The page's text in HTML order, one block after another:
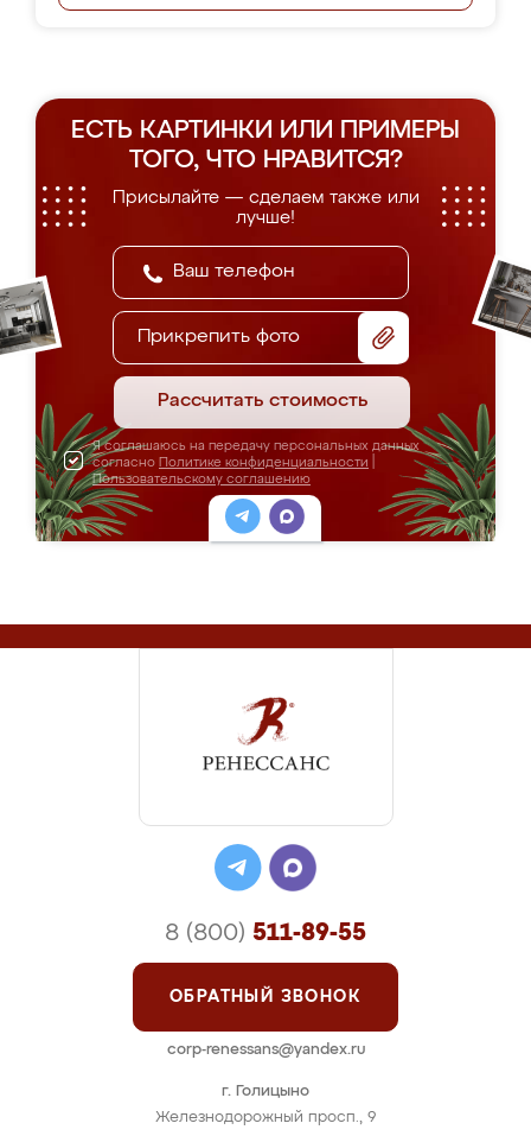
ЕСТЬ КАРТИНКИ ИЛИ ПРИМЕРЫ
ТОГО, ЧТО НРАВИТСЯ?
Присылайте — сделаем также или
лучше!
Прикрепить фото
Рассчитать стоимость
Я соглашаюсь на передачу персональных данных
согласно Политике конфиденциальности
Пользовательскому соглашению
г. Голицыно
Железнодорожный просп., 9
8 (800) 511-89-55
ОБРАТНЫЙ ЗВОНОК
corp-renessans@yandex.ru